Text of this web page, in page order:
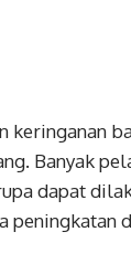
keringanan
Banyak
dapat
peningkatan